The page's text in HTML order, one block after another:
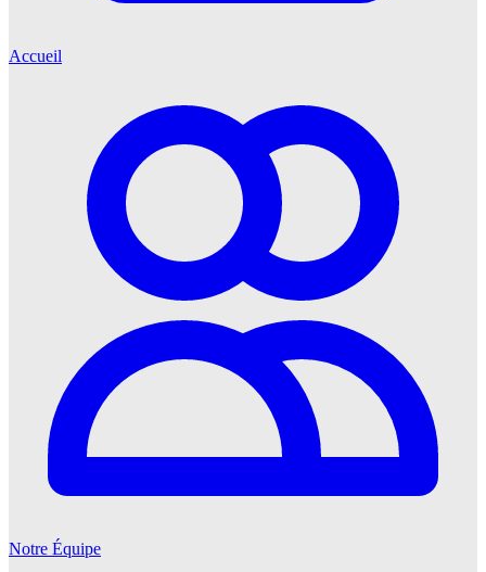
Accueil
Notre Équipe